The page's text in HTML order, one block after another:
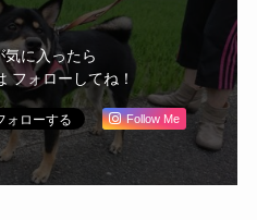
気に入ったら
フォローしてね！
Follow Me